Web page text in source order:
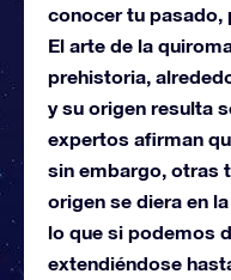
conocer tu pasado,
El arte de la
prehistoria,
y su origen resulta
expertos afirman
sin embargo, otras
origen se diera en
lo que si podemos
extendiéndose